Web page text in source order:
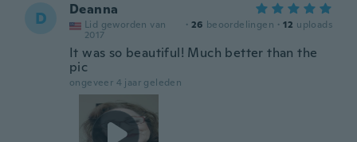
D Deanna
Lid geworden van
2017
· 26 beoordelingen · 12 uploads
It was so beautiful! Much better than the
pic
ongeveer 4 jaar geleden